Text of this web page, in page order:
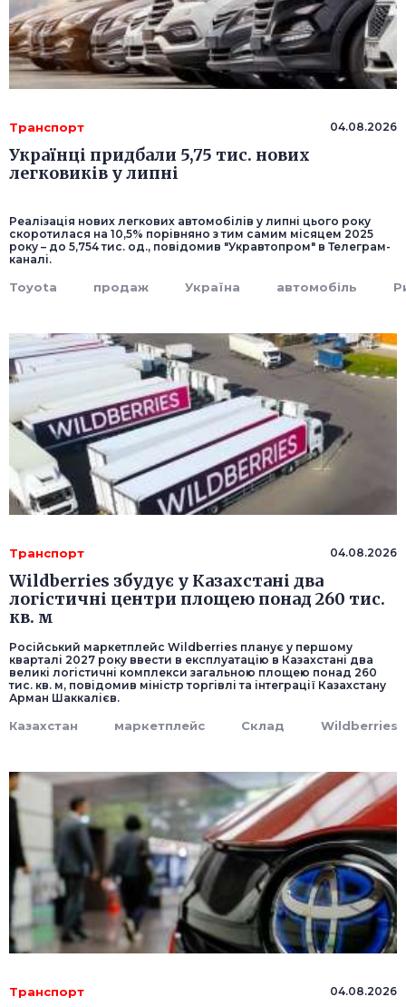
Транспорт 04.08.2026
Українці придбали 5,75 тис. нових
легковиків у липні
Реалізація нових легкових автомобілів у липні цього року
скоротилася на 10,5% порівняно з тим самим місяцем 2025
року – до 5,754 тис. од., повідомив "Укравтопром" в Телеграм-
каналі.
Toyota продаж Україна автомобіль
Транспорт 04.08.2026
Wildberries збудує у Казахстані два
логістичні центри площею понад 260 тис.
кв. м
Російський маркетплейс Wildberries планує у першому
кварталі 2027 року ввести в експлуатацію в Казахстані два
великі логістичні комплекси загальною площею понад 260
тис. кв. м, повідомив міністр торгівлі та інтеграції Казахстану
Арман Шаккалієв.
Казахстан маркетплейс Склад Wildberries
Транспорт 04.08.2026